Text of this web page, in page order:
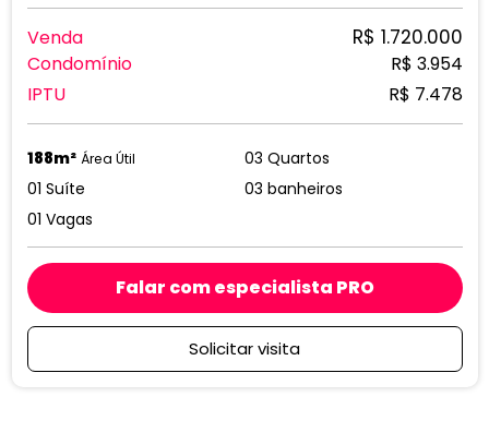
Venda R$ 1.720.000
Condomínio
R$ 3.954
IPTU
R$ 7.478
188m² Área Útil
03 Quartos
01 Suíte
03 banheiros
01 Vagas
Falar com especialista PRO
Solicitar visita